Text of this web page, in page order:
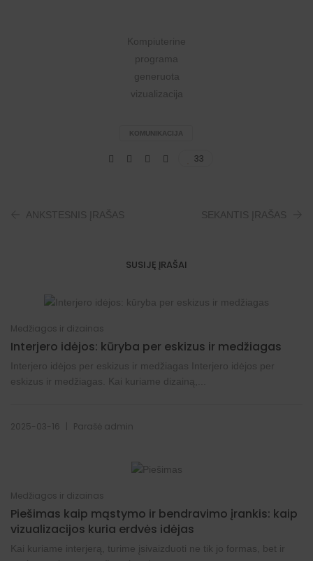
Kompiuterine
programa
generuota
vizualizacija
KOMUNIKACIJA
33
ANKSTESNIS ĮRAŠAS SEKANTIS ĮRAŠAS
SUSIJĘ ĮRAŠAI
Medžiagos ir dizainas
Interjero idėjos: kūryba per eskizus ir medžiagas
Interjero idėjos per eskizus ir medžiagas Interjero idėjos per
eskizus ir medžiagas. Kai kuriame dizainą,...
2025-03-16 Parašė admin
Medžiagos ir dizainas
Piešimas kaip mąstymo ir bendravimo įrankis: kaip
vizualizacijos kuria erdvės idėjas
Kai kuriame interjerą, turime įsivaizduoti ne tik jo formas, bet ir